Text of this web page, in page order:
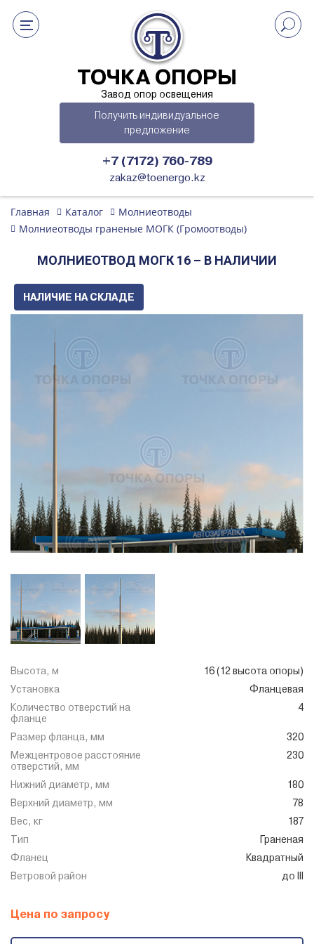
ТОЧКА ОПОРЫ
Завод опор освещения
Получить индивидуальное
предложение
+7 (7172) 760-789
zakaz@toenergo.kz
Главная Каталог
Молниеотводы
Молниеотводы граненые МОГК (Громоотводы)
МОЛНИЕОТВОД МОГК 16 – В НАЛИЧИИ
НАЛИЧИЕ НА СКЛАДЕ
Высота, м
16 (12 высота опоры)
Установка
Фланцевая
Количество отверстий на
фланце
4
Размер фланца, мм
320
Межцентровое расстояние
отверстий, мм
230
Нижний диаметр, мм
180
Верхний диаметр, мм
78
Вес, кг
187
Тип
Граненая
Фланец
Квадратный
Ветровой район
до III
Цена по запросу